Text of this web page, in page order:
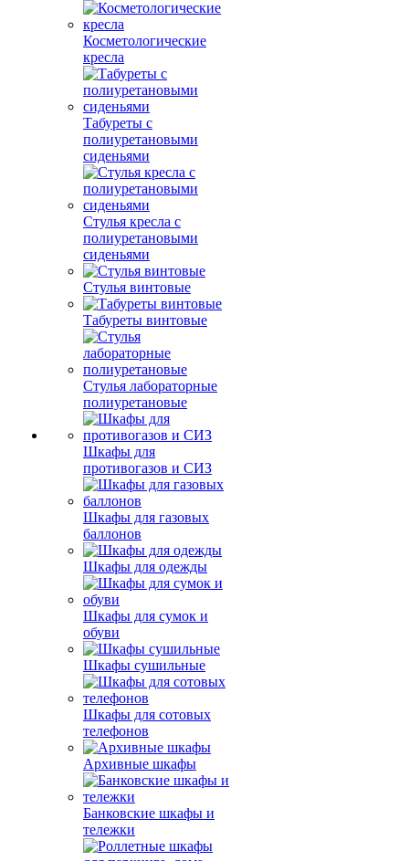
Косметологические
кресла
Табуреты с
полиуретановыми
сиденьями
Стулья кресла с
полиуретановыми
сиденьями
Стулья винтовые
Табуреты винтовые
Стулья лабораторные
полиуретановые
Шкафы для
противогазов и СИЗ
Шкафы для газовых
баллонов
Шкафы для одежды
Шкафы для сумок и
обуви
Шкафы сушильные
Шкафы для сотовых
телефонов
Архивные шкафы
Банковские шкафы и
тележки